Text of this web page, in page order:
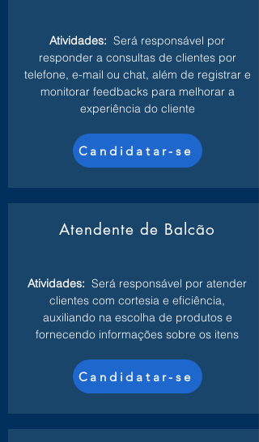
Atividades: Será responsável por
responder a consultas de clientes por
telefone, e-mail ou chat, além de registrar e
monitorar feedbacks para melhorar a
experiência do cliente
Candidatar-se
Atendente de Balcão
Atividades: Será responsável por atender
clientes com cortesia e eficiência,
auxiliando na escolha de produtos e
fornecendo informações sobre os itens
Candidatar-se